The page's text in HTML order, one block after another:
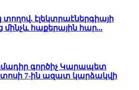
տողով. էլեկտրաէներգիայի
հաքերային հար...
գործիչ Կարապետ
7-ին ազատ կարձակվի